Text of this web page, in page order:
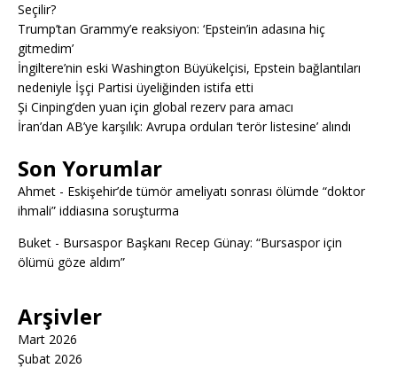
Seçilir?
Trump’tan Grammy’e reaksiyon: ‘Epstein’in adasına hiç
gitmedim’
İngiltere’nin eski Washington Büyükelçisi, Epstein bağlantıları
nedeniyle İşçi Partisi üyeliğinden istifa etti
Şi Cinping’den yuan için global rezerv para amacı
İran’dan AB’ye karşılık: Avrupa orduları ‘terör listesine’ alındı
Son Yorumlar
Ahmet - Eskişehir’de tümör ameliyatı sonrası ölümde “doktor
ihmali” iddiasına soruşturma
Buket - Bursaspor Başkanı Recep Günay: “Bursaspor için
ölümü göze aldım”
Arşivler
Mart 2026
Şubat 2026